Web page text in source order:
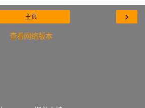
›
主页
查看网络版本